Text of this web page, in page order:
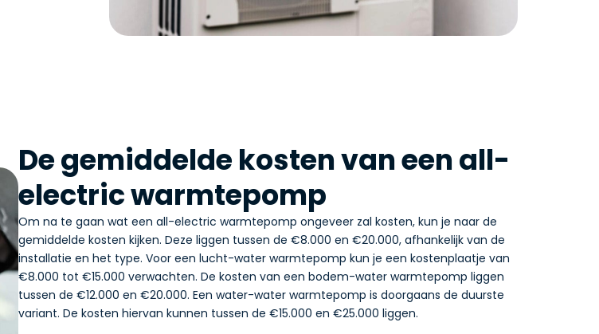
De gemiddelde kosten van een all-
electric warmtepomp
Om na te gaan wat een all-electric warmtepomp ongeveer zal kosten, kun je naar de
gemiddelde kosten kijken. Deze liggen tussen de €8.000 en €20.000, afhankelijk van de
installatie en het type. Voor een lucht-water warmtepomp kun je een kostenplaatje van
€8.000 tot €15.000 verwachten. De kosten van een bodem-water warmtepomp liggen
tussen de €12.000 en €20.000. Een water-water warmtepomp is doorgaans de duurste
variant. De kosten hiervan kunnen tussen de €15.000 en €25.000 liggen.